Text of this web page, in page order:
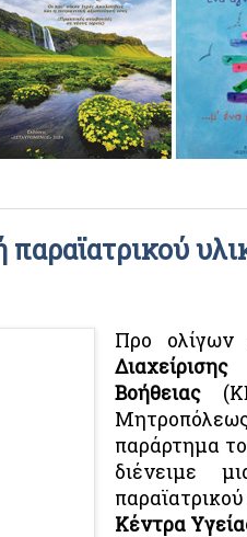
ΓΙΑ
ΒΙΝΤΕΟ
Προ
Βοήθειας
παράρτημα
διένειμε
Κέντρα